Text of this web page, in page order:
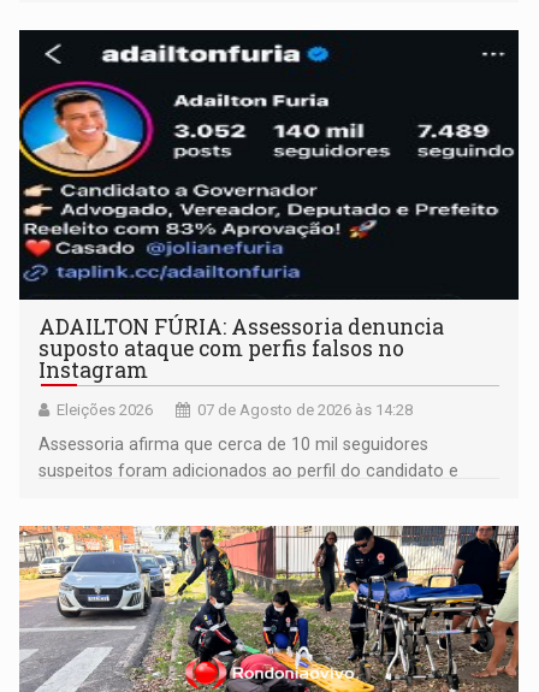
ADAILTON FÚRIA: Assessoria denuncia
suposto ataque com perfis falsos no
Instagram
Eleições 2026 07 de Agosto de 2026 às 14:28
Assessoria afirma que cerca de 10 mil seguidores
suspeitos foram adicionados ao perfil do candidato e
remover as contas